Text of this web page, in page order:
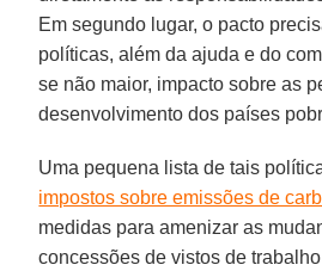
Em segundo lugar, o pacto
políticas, além da ajuda e do
se não maior, impacto sobre as
desenvolvimento dos países
Uma pequena lista de tais
impostos sobre emissões de
medidas para amenizar as
concessões de vistos de